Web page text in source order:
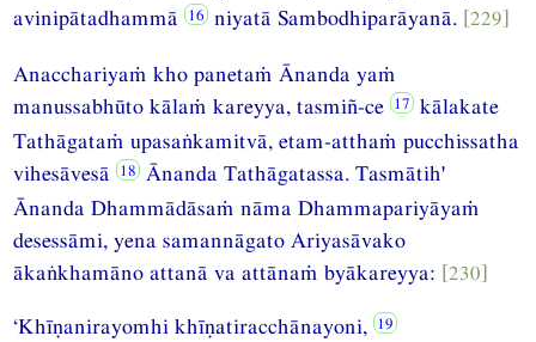
avinipātadhammā
niyatā Sambodhiparāyanā. [229]
Anacchariyaṁ kho panetaṁ Ānanda yaṁ
manussabhūto kālaṁ kareyya, tasmiñ-ce
kālakate
Tathāgataṁ upasaṅkamitvā, etam-atthaṁ pucchissatha
vihesāvesā
Ānanda Tathāgatassa. Tasmātih'
Ānanda Dhammādāsaṁ nāma Dhammapariyāyaṁ
desessāmi, yena samannāgato Ariyasāvako
ākaṅkhamāno attanā va attānaṁ byākareyya: [230]
‘Khīṇanirayomhi khīṇatiracchānayoni,